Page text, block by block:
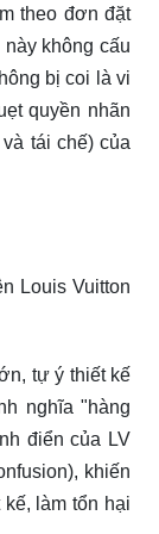
theo đơn đặt
không cấu
bị coi là vi
quyền nhãn
tái chế) của
Louis Vuitton
tự ý thiết kế
nghĩa "hàng
điển của LV
khiến
làm tổn hại